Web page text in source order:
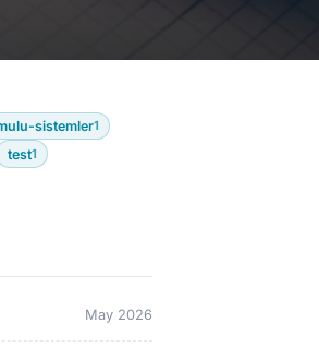
sistemler1
test1
May 2026